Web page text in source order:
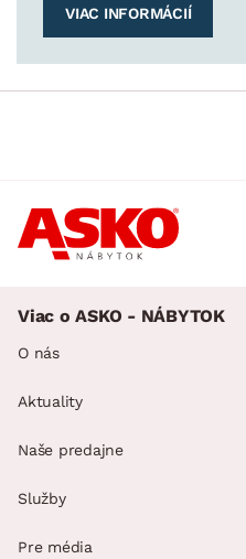
VIAC INFORMÁCIÍ
Viac o ASKO - NÁBYTOK
O nás
Aktuality
Naše predajne
Služby
Pre média